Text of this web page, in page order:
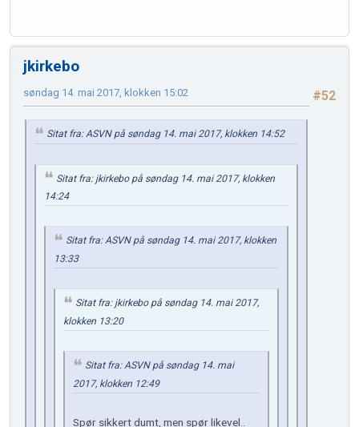
jkirkebo
#52
søndag 14. mai 2017, klokken 15:02
Sitat fra: ASVN på søndag 14. mai 2017, klokken 14:52
Sitat fra: jkirkebo på søndag 14. mai 2017, klokken
14:24
Sitat fra: ASVN på søndag 14. mai 2017, klokken
13:33
Sitat fra: jkirkebo på søndag 14. mai 2017,
klokken 13:20
Sitat fra: ASVN på søndag 14. mai
2017, klokken 12:49
Spør sikkert dumt, men spør likevel..